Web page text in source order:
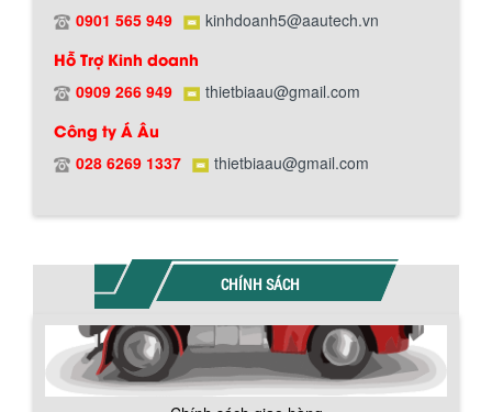
0901 565 949 kinhdoanh5@aautech.vn
Hỗ Trợ Kinh doanh
0909 266 949 thietbiaau@gmail.com
Công ty Á Âu
028 6269 1337 thietbiaau@gmail.com
CHÍNH SÁCH
Bồn chứa giải nhiệt sơn, mực in có cấu
tạo gồm 2 lớp inox và được dùng để
MÁY TRỘN BỘT KHÔ 500KG